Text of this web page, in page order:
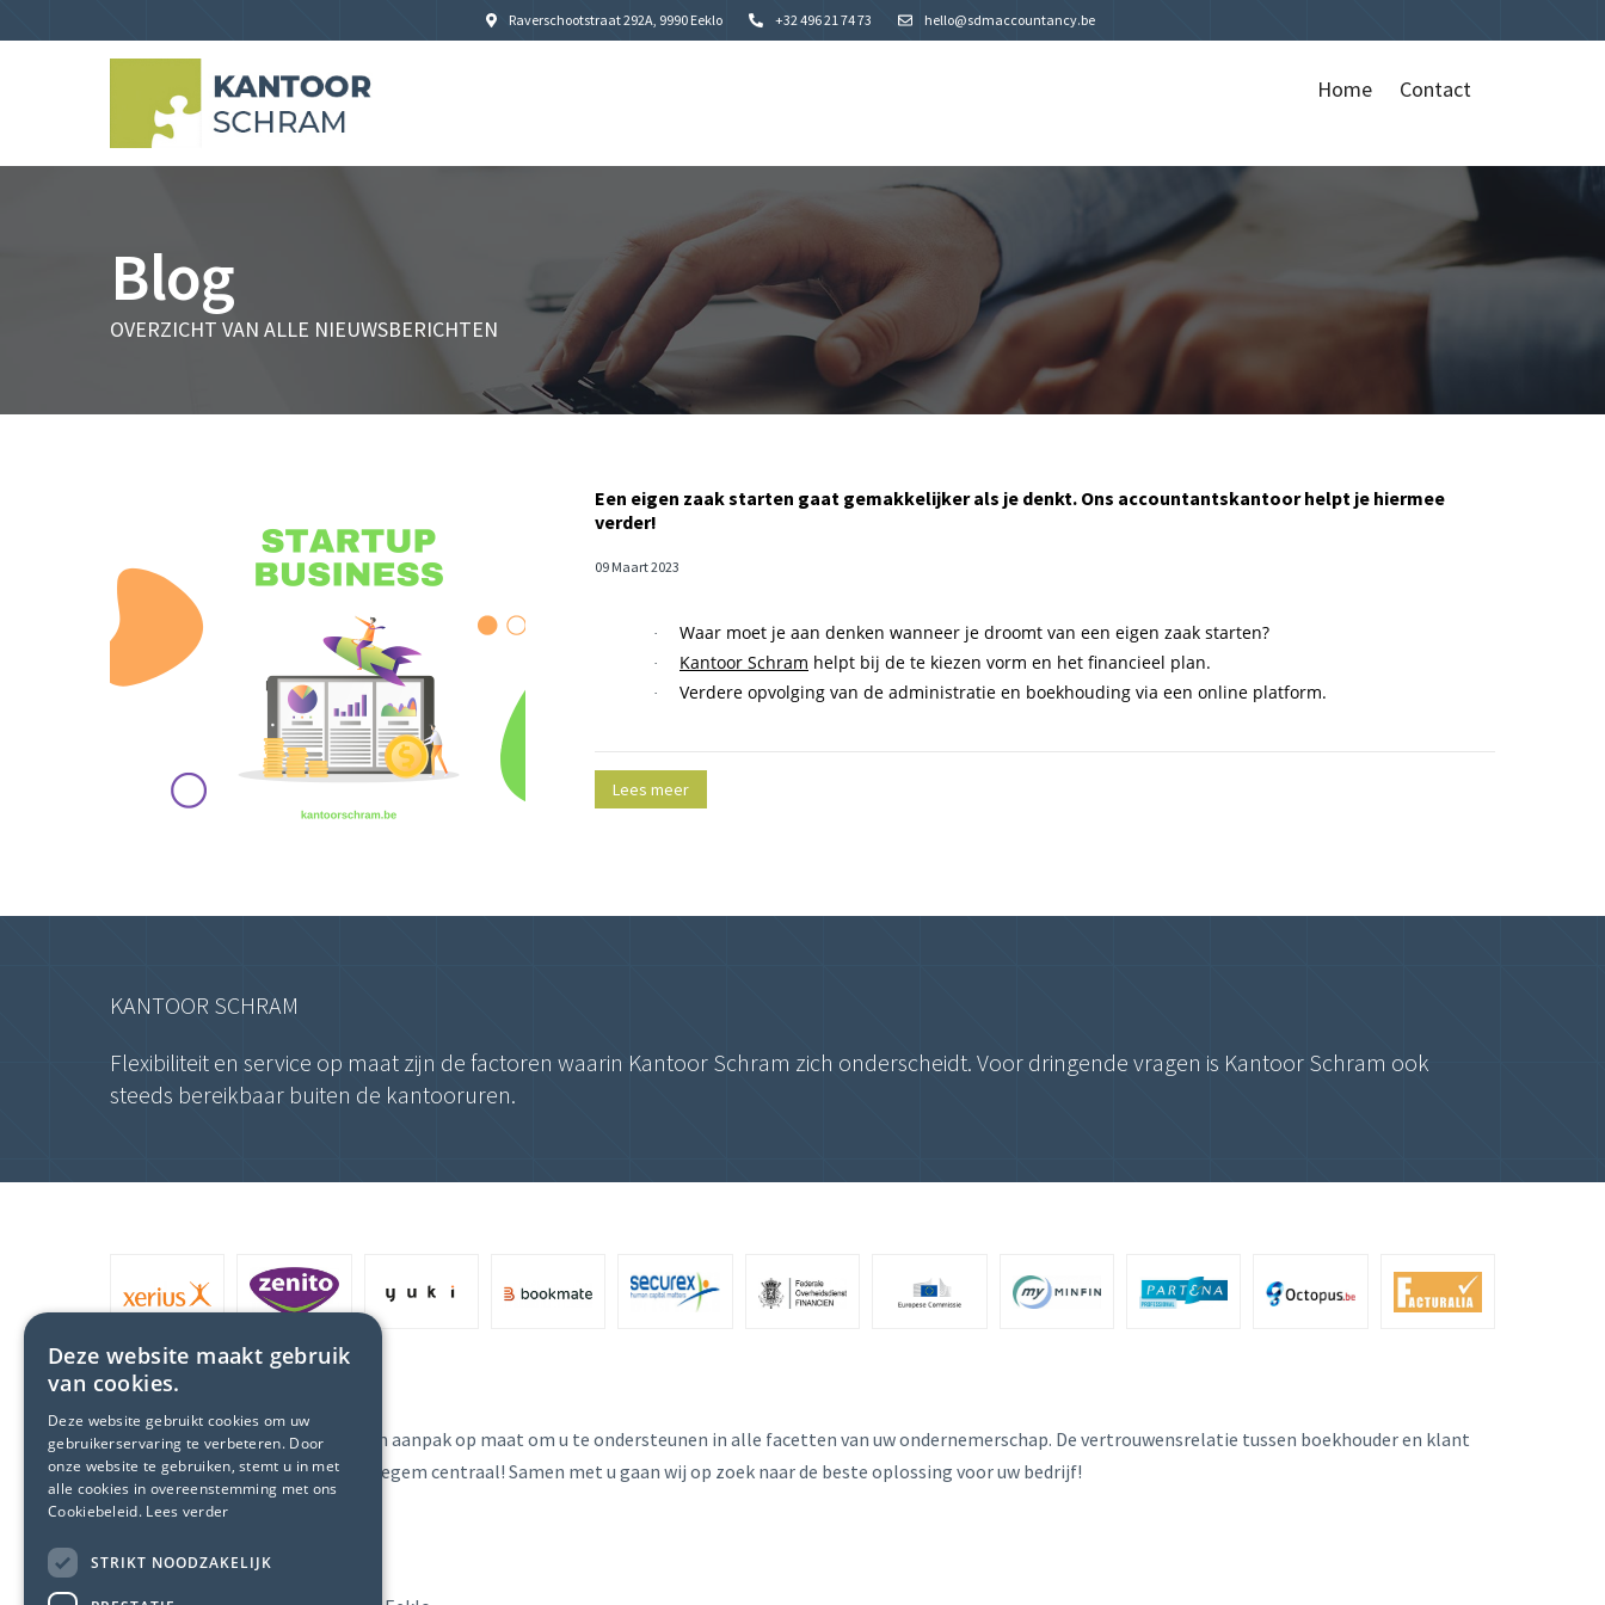
Raverschootstraat 292A, 9990 Eeklo +32 496 21 74 73 hello@sdmaccountancy.be
Home Contact
Blog
OVERZICHT VAN ALLE NIEUWSBERICHTEN
Een eigen zaak starten gaat gemakkelijker als je denkt. Ons accountantskantoor helpt je hiermee
verder!
09 Maart 2023
· Waar moet je aan denken wanneer je droomt van een eigen zaak starten?
· Kantoor Schram helpt bij de te kiezen vorm en het financieel plan.
· Verdere opvolging van de administratie en boekhouding via een online platform.
Lees meer
KANTOOR SCHRAM
Flexibiliteit en service op maat zijn de factoren waarin Kantoor Schram zich onderscheidt. Voor dringende vragen is Kantoor Schram ook
steeds bereikbaar buiten de kantooruren.
Over ons
Kantoor Schram levert steeds een aanpak op maat om u te ondersteunen in alle facetten van uw ondernemerschap. De vertrouwensrelatie tussen boekhouder en klant
staat bij Kantoor Schram te Maldegem centraal! Samen met u gaan wij op zoek naar de beste oplossing voor uw bedrijf!
Deze website maakt gebruik
van cookies.
Deze website gebruikt cookies om uw
gebruikerservaring te verbeteren. Door
onze website te gebruiken, stemt u in met
alle cookies in overeenstemming met ons
Cookiebeleid. Lees verder
STRIKT NOODZAKELIJK